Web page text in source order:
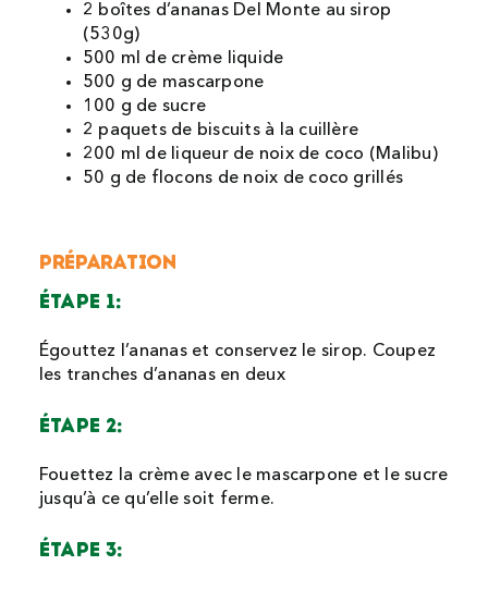
2 boîtes d’ananas Del Monte au sirop
(530g)
500 ml de crème liquide
500 g de mascarpone
100 g de sucre
2 paquets de biscuits à la cuillère
200 ml de liqueur de noix de coco (Malibu)
50 g de flocons de noix de coco grillés
PRÉPARATION
ÉTAPE 1:
Égouttez l’ananas et conservez le sirop. Coupez
les tranches d’ananas en deux
ÉTAPE 2:
Fouettez la crème avec le mascarpone et le sucre
jusqu’à ce qu’elle soit ferme.
ÉTAPE 3: